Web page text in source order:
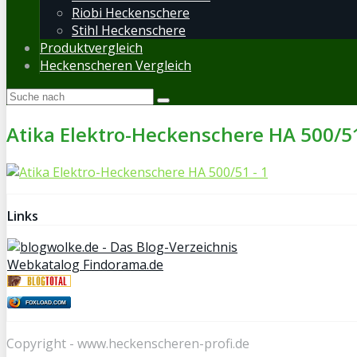
Riobi Heckenschere
Stihl Heckenschere
Produktvergleich
Heckenscheren Vergleich
Atika Elektro-Heckenschere HA 500/
Links
Webkatalog Findorama.de
FOXLOAD.COM
Copyright - www.heckenscheren-profi.de